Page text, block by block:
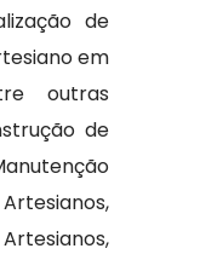
de
em
outras
de